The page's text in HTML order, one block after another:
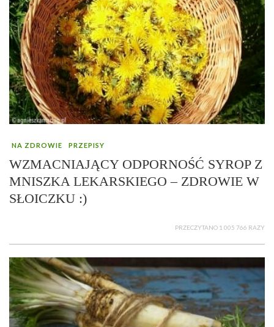
NA ZDROWIE PRZEPISY
WZMACNIAJĄCY ODPORNOŚĆ SYROP Z
MNISZKA LEKARSKIEGO – ZDROWIE W
SŁOICZKU :)
PRZECZYTANO 1 005 766 RAZY